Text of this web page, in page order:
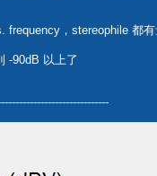
frequency，stereophile 都
-90dB 以上了